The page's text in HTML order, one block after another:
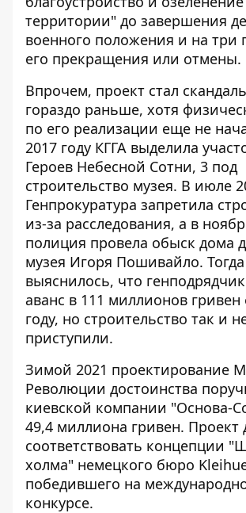
территории" до завершения
военного положения и на три
его прекращения или отмены.
Впрочем, проект стал
гораздо раньше, хотя
по его реализации еще не
2017 году КГГА выделила
Героев Небесной Сотни, 3 под
строительство музея. В июле
Генпрокуратура запретила
из-за расследования, а в
полиция провела обыск дома
музея Игоря Пошивайло. Тогда
выяснилось, что
аванс в 111 миллионов
году, но строительство так и
приступили.
Зимой 2021 проектирование
Революции достоинства
киевской компании "Основа-
49,4 миллиона гривен.
соответствовать концепции
холма" немецкого бюро
победившего на
конкурсе.